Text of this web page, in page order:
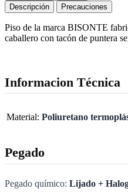
Descripción
Precauciones
Piso de la marca BISONTE
caballero con tacón de puntera
Informacion Técnica
Material: Poliuretano
Pegado
Pegado químico: Lijado +